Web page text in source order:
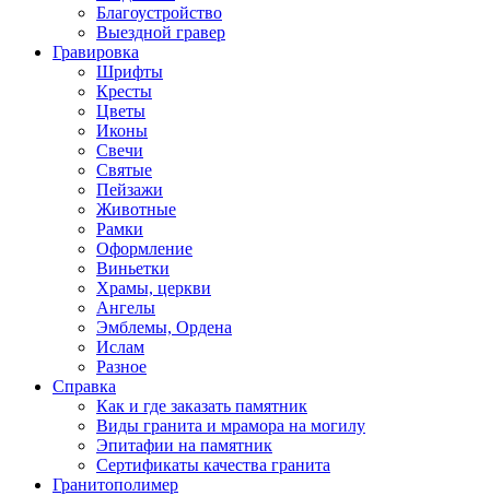
Благоустройство
Выездной гравер
Гравировка
Шрифты
Кресты
Цветы
Иконы
Свечи
Святые
Пейзажи
Животные
Рамки
Оформление
Виньетки
Храмы, церкви
Ангелы
Эмблемы, Ордена
Ислам
Разное
Справка
Как и где заказать памятник
Виды гранита и мрамора на могилу
Эпитафии на памятник
Сертификаты качества гранита
Гранитополимер